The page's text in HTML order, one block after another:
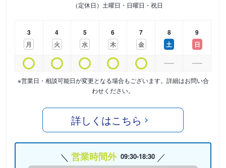
（定休日）土曜日・日曜日・祝日
3
月
4
火
5
水
6
木
7
金
8
土
9
日
※営業日・相談可能日が変更となる場合もございます。詳細はお問い合
わせください。
詳しくはこちら
営業時間外 09:30-18:30